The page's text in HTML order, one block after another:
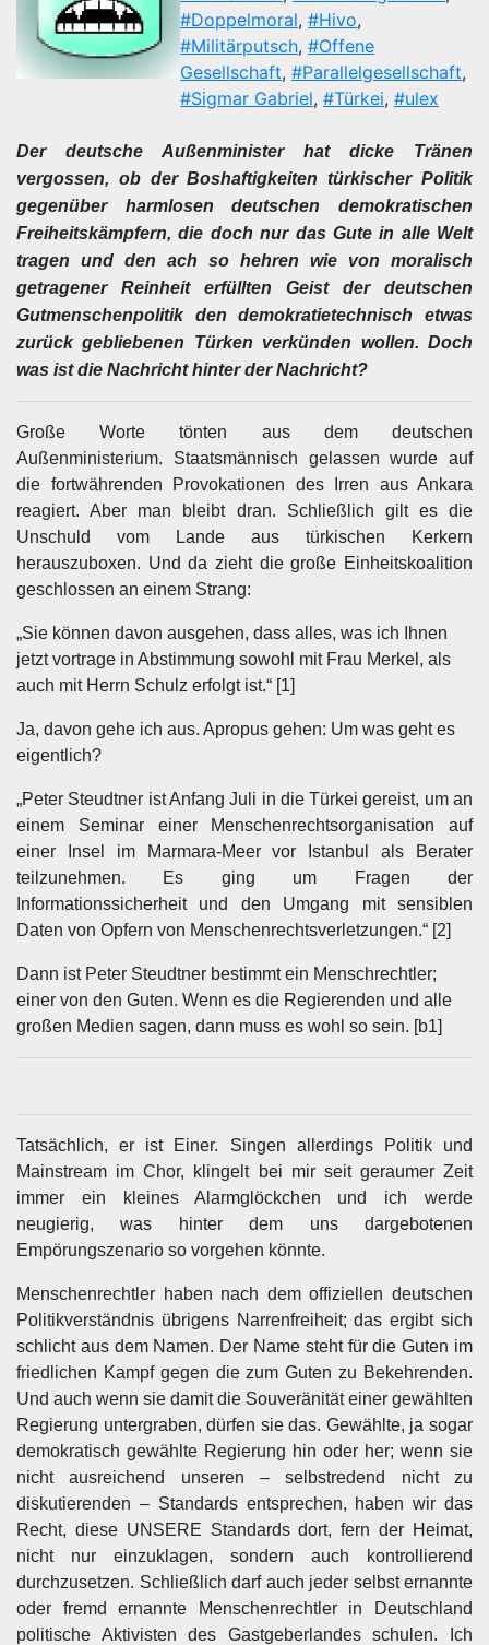
#Doppelmoral, #Hivo,
#Militärputsch, #Offene
Gesellschaft, #Parallelgesellschaft,
#Sigmar Gabriel, #Türkei, #ulex
Der deutsche Außenminister hat dicke Tränen
vergossen, ob der Boshaftigkeiten türkischer Politik
gegenüber harmlosen deutschen demokratischen
Freiheitskämpfern, die doch nur das Gute in alle Welt
tragen und den ach so hehren wie von moralisch
getragener Reinheit erfüllten Geist der deutschen
Gutmenschenpolitik den demokratietechnisch etwas
zurück gebliebenen Türken verkünden wollen. Doch
was ist die Nachricht hinter der Nachricht?
Große Worte tönten aus dem deutschen
Außenministerium. Staatsmännisch gelassen wurde auf
die fortwährenden Provokationen des Irren aus Ankara
reagiert. Aber man bleibt dran. Schließlich gilt es die
Unschuld vom Lande aus türkischen Kerkern
herauszuboxen. Und da zieht die große Einheitskoalition
geschlossen an einem Strang:
„Sie können davon ausgehen, dass alles, was ich Ihnen
jetzt vortrage in Abstimmung sowohl mit Frau Merkel, als
auch mit Herrn Schulz erfolgt ist.“ [1]
Ja, davon gehe ich aus. Apropus gehen: Um was geht es
eigentlich?
„Peter Steudtner ist Anfang Juli in die Türkei gereist, um an
einem Seminar einer Menschenrechtsorganisation auf
einer Insel im Marmara-Meer vor Istanbul als Berater
teilzunehmen. Es ging um Fragen der
Informationssicherheit und den Umgang mit sensiblen
Daten von Opfern von Menschenrechtsverletzungen.“ [2]
Dann ist Peter Steudtner bestimmt ein Menschrechtler;
einer von den Guten. Wenn es die Regierenden und alle
großen Medien sagen, dann muss es wohl so sein. [b1]
Tatsächlich, er ist Einer. Singen allerdings Politik und
Mainstream im Chor, klingelt bei mir seit geraumer Zeit
immer ein kleines Alarmglöckchen und ich werde
neugierig, was hinter dem uns dargebotenen
Empörungszenario so vorgehen könnte.
Menschenrechtler haben nach dem offiziellen deutschen
Politikverständnis übrigens Narrenfreiheit; das ergibt sich
schlicht aus dem Namen. Der Name steht für die Guten im
friedlichen Kampf gegen die zum Guten zu Bekehrenden.
Und auch wenn sie damit die Souveränität einer gewählten
Regierung untergraben, dürfen sie das. Gewählte, ja sogar
demokratisch gewählte Regierung hin oder her; wenn sie
nicht ausreichend unseren – selbstredend nicht zu
diskutierenden – Standards entsprechen, haben wir das
Recht, diese UNSERE Standards dort, fern der Heimat,
nicht nur einzuklagen, sondern auch kontrollierend
durchzusetzen. Schließlich darf auch jeder selbst ernannte
oder fremd ernannte Menschenrechtler in Deutschland
politische Aktivisten des Gastgeberlandes schulen. Ich